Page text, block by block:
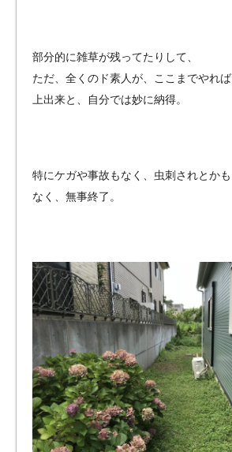
部分的に雑草が残ってたりして、
ただ、全くのド素人が、ここまでやれば
上出来と、自分では妙に納得。
特にケガや事故もなく、虫刺されとかも
なく、無事終了。